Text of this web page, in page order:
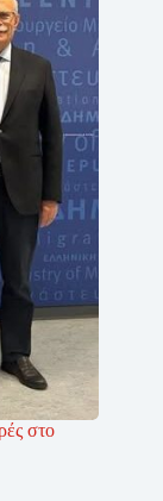
στο